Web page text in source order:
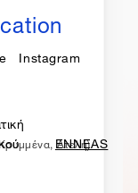
Ατελή)
Instagram
ENNEAS